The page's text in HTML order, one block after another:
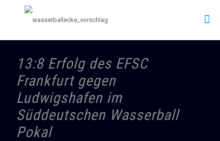
13:8 Erfolg des EFSC
Frankfurt gegen
Ludwigshafen im
Süddeutschen Wasserball
Pokal